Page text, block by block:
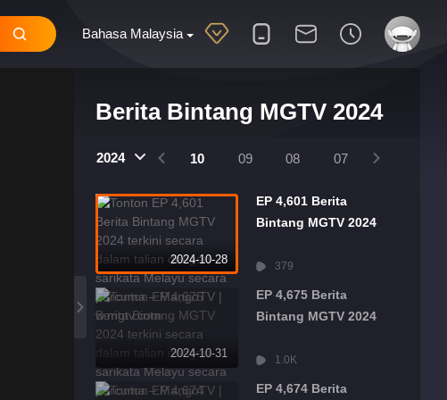
Bahasa Malaysia
Berita Bintang MGTV 2024
2024
12 11 10 09 08 07
2024-10-28
EP 4,601 Berita
Bintang MGTV 2024
379
2024-10-31
EP 4,675 Berita
Bintang MGTV 2024
1.0K
EP 4,674 Berita